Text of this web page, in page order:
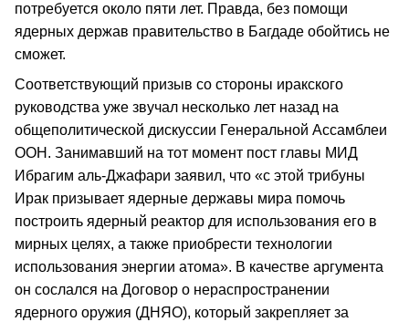
потребуется около пяти лет. Правда, без помощи
ядерных держав правительство в Багдаде обойтись не
сможет.
Соответствующий призыв со стороны иракского
руководства уже звучал несколько лет назад на
общеполитической дискуссии Генеральной Ассамблеи
ООН. Занимавший на тот момент пост главы МИД
Ибрагим аль-Джафари заявил, что «с этой трибуны
Ирак призывает ядерные державы мира помочь
построить ядерный реактор для использования его в
мирных целях, а также приобрести технологии
использования энергии атома». В качестве аргумента
он сослался на Договор о нераспространении
ядерного оружия (ДНЯО), который закрепляет за